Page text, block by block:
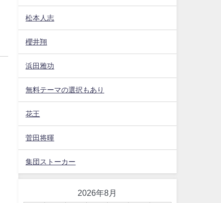
松本人志
櫻井翔
浜田雅功
無料テーマの選択もあり
花王
菅田将暉
集団ストーカー
2026年8月